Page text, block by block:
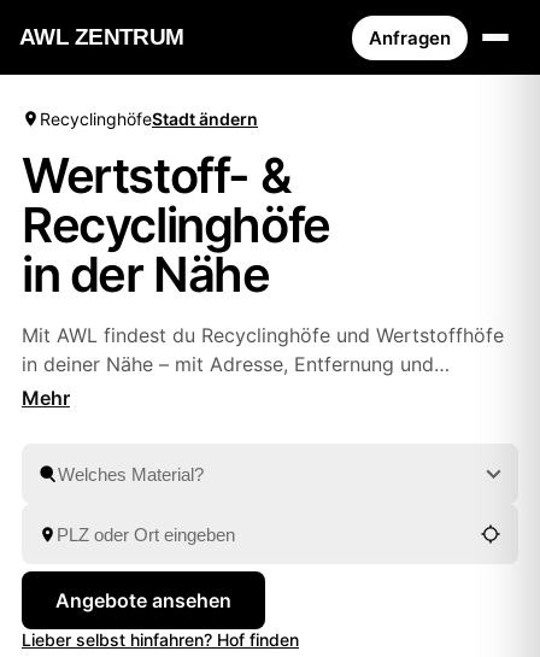
AWL ZENTRUM Anfragen
RecyclinghöfeStadt ändern
Wertstoff- &
Recyclinghöfe
in der Nähe
Mit AWL findest du Recyclinghöfe und Wertstoffhöfe
in deiner Nähe – mit Adresse, Entfernung und
Öffnungszeiten. Oder du lässt Sperrmüll, Bauschutt
du alles fachgerecht, ganz wie es dir passt.
Angebote ansehen
Lieber selbst hinfahren? Hof finden